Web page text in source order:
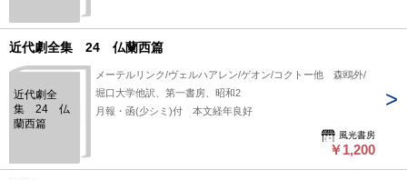
近代劇全集 24 仏蘭西篇
近代劇全
集 24 仏
蘭西篇
メーテルリンク/ヴェルハアレン/ゲオン/コクトー他 森鴎外/
堀口大学他訳、第一書房、昭和2
月報・函(少シミ)付 本文経年良好
風光書房
￥1,200